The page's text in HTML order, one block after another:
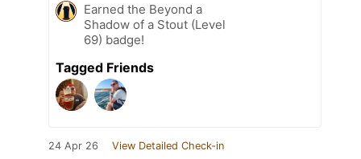
Earned the Beyond a
Shadow of a Stout (Level
69) badge!
Tagged Friends
24 Apr 26 View Detailed Check-in